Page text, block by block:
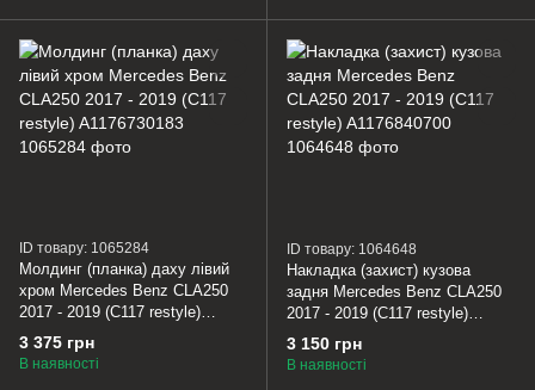
ID товару: 1065284
Молдинг (планка) даху лівий
хром Mercedes Benz CLA250
2017 - 2019 (C117 restyle)
A1176730183
3 375 грн
В наявності
ID товару: 1064648
Накладка (захист) кузова
задня Mercedes Benz CLA250
2017 - 2019 (C117 restyle)
A1176840700
3 150 грн
В наявності